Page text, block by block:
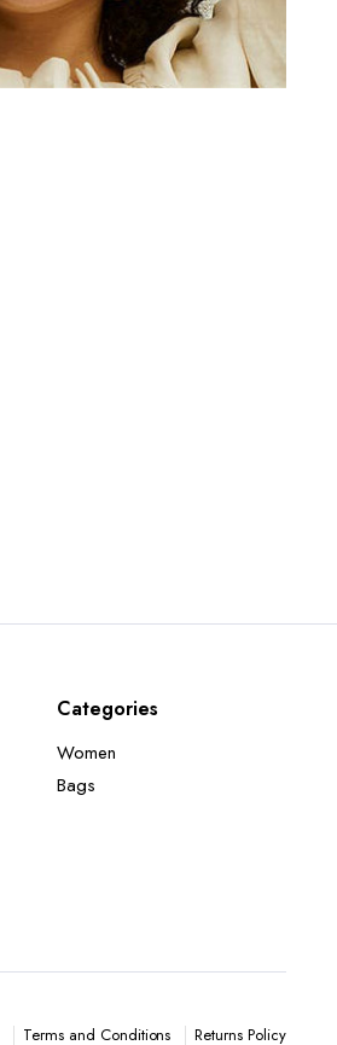
Categories
Women
Bags
Terms and Conditions Returns Policy